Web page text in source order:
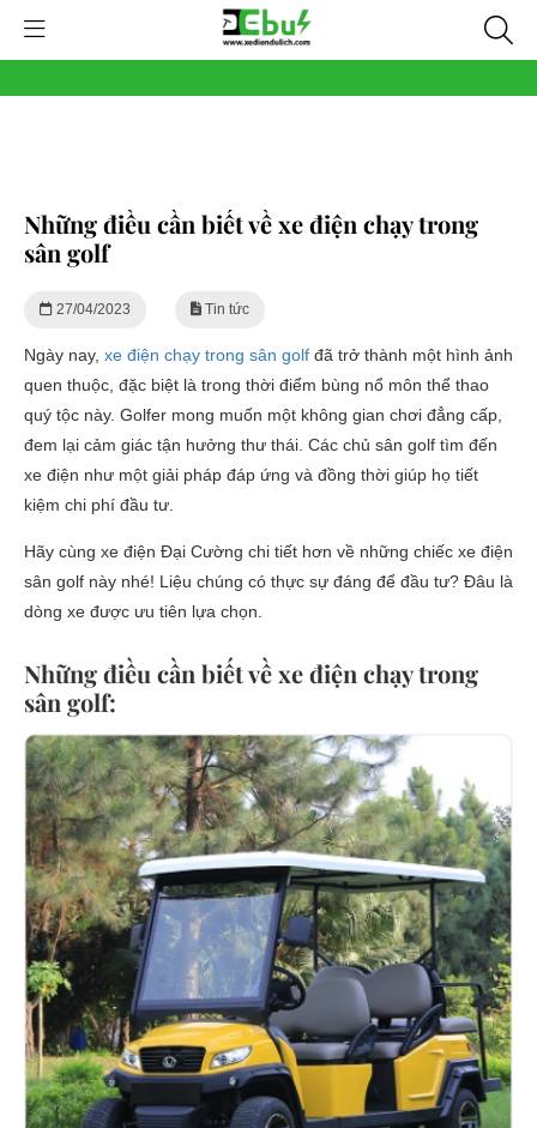
Những điều cần biết về xe điện chạy trong
sân golf
27/04/2023 Tin tức
Ngày nay, xe điện chạy trong sân golf đã trở thành một hình ảnh
quen thuộc, đặc biệt là trong thời điểm bùng nổ môn thể thao
quý tộc này. Golfer mong muốn một không gian chơi đẳng cấp,
đem lại cảm giác tận hưởng thư thái. Các chủ sân golf tìm đến
xe điện như một giải pháp đáp ứng và đồng thời giúp họ tiết
kiệm chi phí đầu tư.
Hãy cùng xe điện Đại Cường chi tiết hơn về những chiếc xe điện
sân golf này nhé! Liệu chúng có thực sự đáng để đầu tư? Đâu là
dòng xe được ưu tiên lựa chọn.
Những điều cần biết về xe điện chạy trong
sân golf: